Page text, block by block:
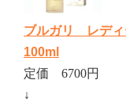
ブルガリ レデ
100ml
定価 6700円
↓